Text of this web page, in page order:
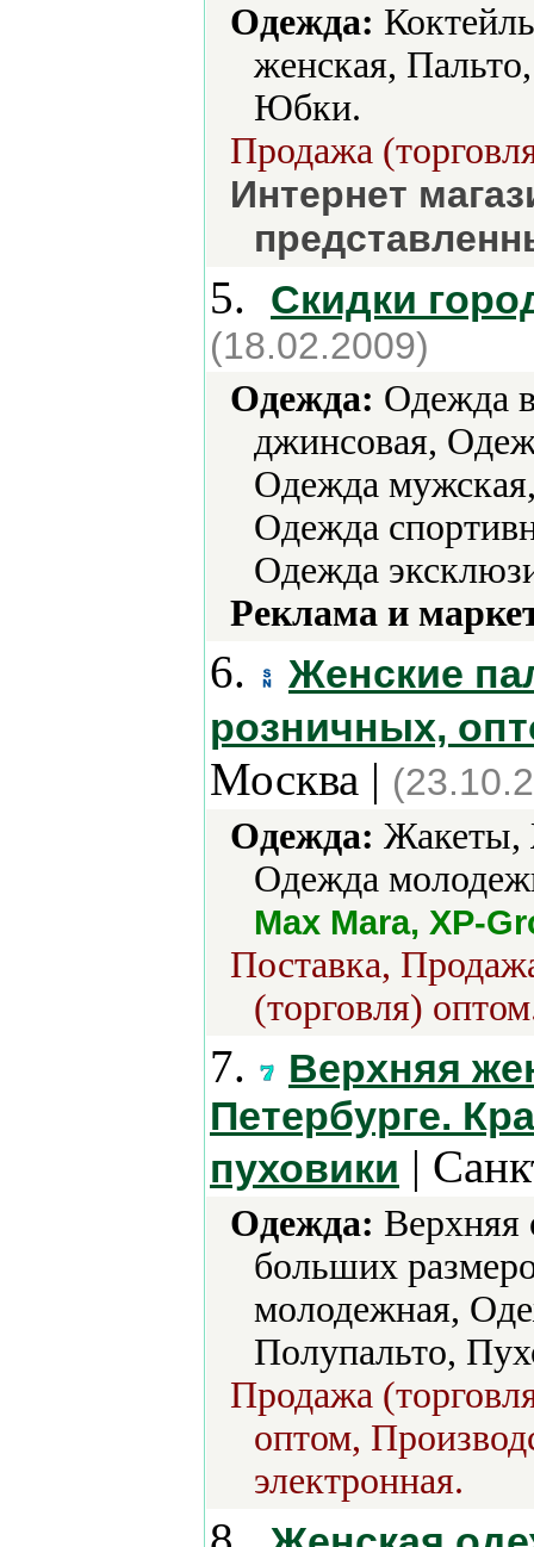
Одежда:
женская,
Юбки.
Продажа
Интернет
5. Скидки
(18.02.2009)
Одежда: Одежда
джинсовая,
Одежда
Одежда
Одежда
Реклама и
6.
Женские
розничных,
Москва |
Одежда: Жакеты,
Одежда
Max Mara, XP-
Поставка,
(торговля)
7.
Верхняя
Петербурге.
пуховики |
Одежда: Верхняя
больших
молодежная,
Полупальто,
Продажа
оптом,
электронная.